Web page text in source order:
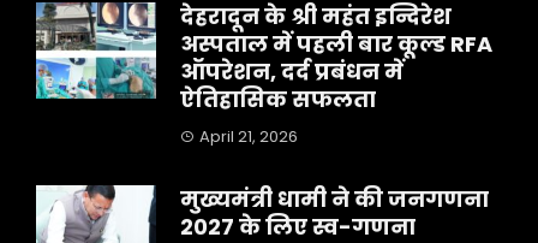
देहरादून के श्री महंत इन्दिरेश
अस्पताल में पहली बार कूल्ड RFA
ऑपरेशन, दर्द प्रबंधन में
ऐतिहासिक सफलता
April 21, 2026
मुख्यमंत्री धामी ने की जनगणना
2027 के लिए स्व-गणना